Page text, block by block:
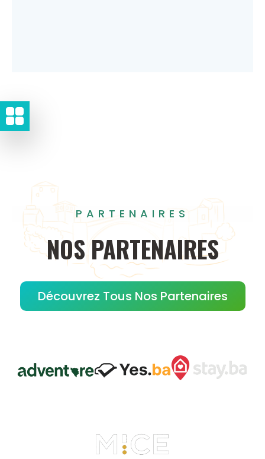
PARTENAIRES
NOS PARTENAIRES
Découvrez Tous Nos Partenaires